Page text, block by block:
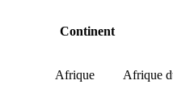
Continent
Afrique Afrique